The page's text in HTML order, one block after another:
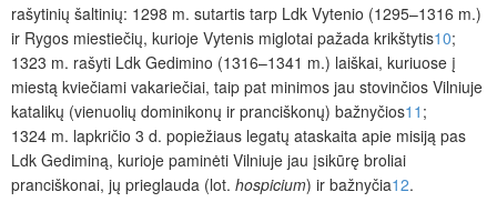
rašytinių šaltinių: 1298 m. sutartis tarp Ldk Vytenio (1295–1316 m.)
ir Rygos miestiečių, kurioje Vytenis miglotai pažada krikštytis10;
1323 m. rašyti Ldk Gedimino (1316–1341 m.) laiškai, kuriuose į
miestą kviečiami vakariečiai, taip pat minimos jau stovinčios Vilniuje
katalikų (vienuolių dominikonų ir pranciškonų) bažnyčios11 ;
1324 m. lapkričio 3 d. popiežiaus legatų ataskaita apie misiją pas
Ldk Gediminą, kurioje paminėti Vilniuje jau įsikūrę broliai
pranciškonai, jų prieglauda (lot. hospicium) ir bažnyčia12.